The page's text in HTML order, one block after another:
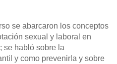
se abarcaron los conceptos
sexual y laboral en
se habló sobre la
y como prevenirla y sobre